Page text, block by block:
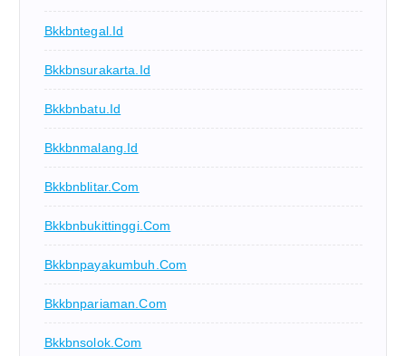
Bkkbntegal.id
Bkkbnsurakarta.id
Bkkbnbatu.id
Bkkbnmalang.id
Bkkbnblitar.com
Bkkbnbukittinggi.com
Bkkbnpayakumbuh.com
Bkkbnpariaman.com
Bkkbnsolok.com